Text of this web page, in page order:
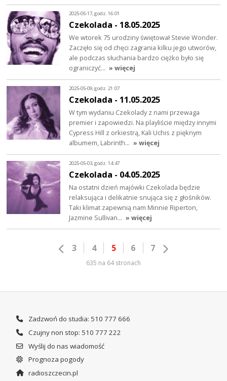
2025-05-17, godz. 16:01
Czekolada - 18.05.2025
We wtorek 75 urodziny świętował Stevie Wonder.
Zaczęło się od chęci zagrania kilku jego utworów,
ale podczas słuchania bardzo ciężko było się
ograniczyć… » więcej
2025-05-09, godz. 21:07
Czekolada - 11.05.2025
W tym wydaniu Czekolady z nami przewaga
premier i zapowiedzi. Na playliście między innymi
Cypress Hill z orkiestrą, Kali Uchis z pięknym
albumem, Labrinth… » więcej
2025-05-03, godz. 14:47
Czekolada - 04.05.2025
Na ostatni dzień majówki Czekolada będzie
relaksująca i delikatnie snująca się z głośników.
Taki klimat zapewnią nam Minnie Riperton,
Jazmine Sullivan… » więcej
3 4 5 6 7
635 na 64 stronach
Zadzwoń do studia: 510 777 666
Czujny non stop: 510 777 222
Wyślij do nas wiadomość
Prognoza pogody
radioszczecin.pl